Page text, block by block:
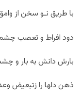
با طریق نـو سخن از
دود افراط و تعصب چشم
بارش دانش به بار و
ذهن دلها را زتبعیض